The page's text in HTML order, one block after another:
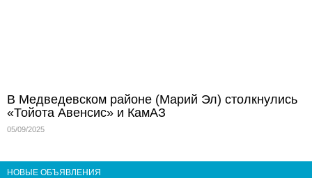
В Медведевском районе (Марий Эл) столкнулись
«Тойота Авенсис» и КамАЗ
05/09/2025
НОВЫЕ ОБЪЯВЛЕНИЯ